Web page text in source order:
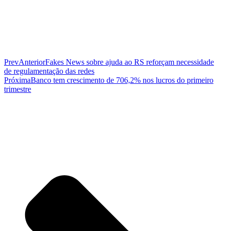
PrevAnteriorFakes News sobre ajuda ao RS reforçam necessidade
de regulamentação das redes
PróximaBanco tem crescimento de 706,2% nos lucros do primeiro
trimestre